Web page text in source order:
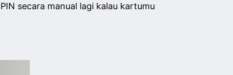
secara manual lagi kalau kartumu